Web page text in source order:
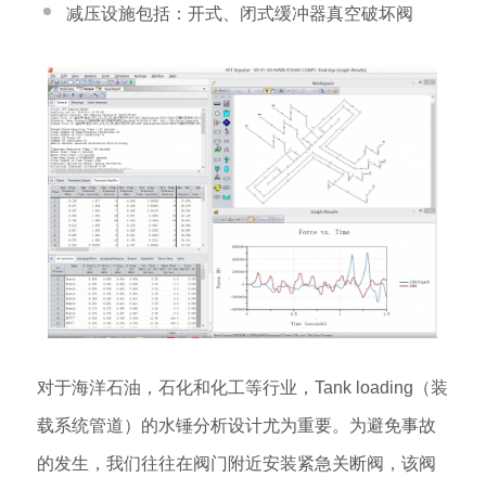
减压设施包括：开式、闭式缓冲器真空破坏阀
对于海洋石油，石化和化工等行业，Tank loading（装
载系统管道）的水锤分析设计尤为重要。为避免事故
的发生，我们往往在阀门附近安装紧急关断阀，该阀